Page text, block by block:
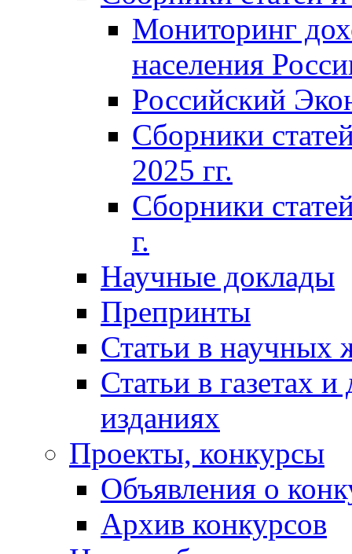
Мониторинг
населения
Российский
Сборники
2025 гг.
Сборники
г.
Научные доклады
Препринты
Статьи в научных
Статьи в газетах
изданиях
Проекты, конкурсы
Объявления о
Архив конкурсов